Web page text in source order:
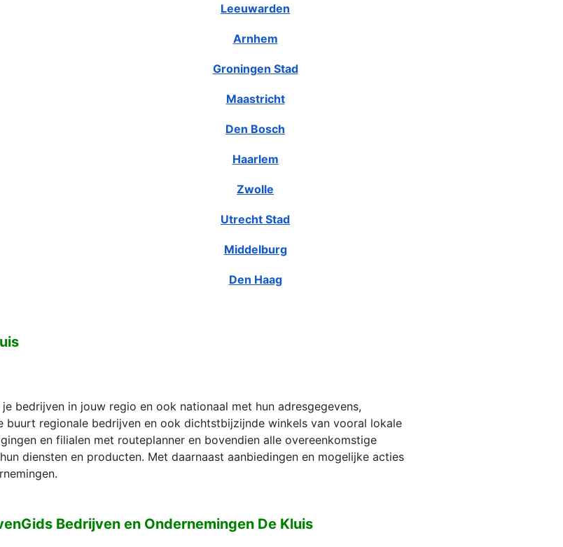
Leeuwarden
Arnhem
Groningen Stad
Maastricht
Den Bosch
Haarlem
Zwolle
Utrecht Stad
Middelburg
Den Haag
bedrijven in jouw regio en ook nationaal met hun adresgegevens,
buurt regionale bedrijven en ook dichtstbijzijnde winkels van vooral lokale
en filialen met routeplanner en bovendien alle overeenkomstige
diensten en producten. Met daarnaast aanbiedingen en mogelijke acties
Bedrijven en Ondernemingen De Kluis